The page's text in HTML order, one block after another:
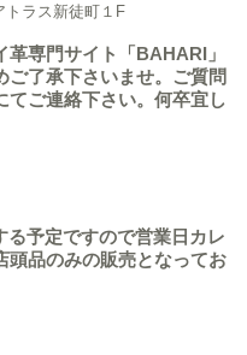
トラス新徒町１F
専門サイト「BAHARI」
ご了承下さいませ。ご質問
てご連絡下さい。何卒宜し
予定ですので営業日カレ
頭品のみの販売となってお